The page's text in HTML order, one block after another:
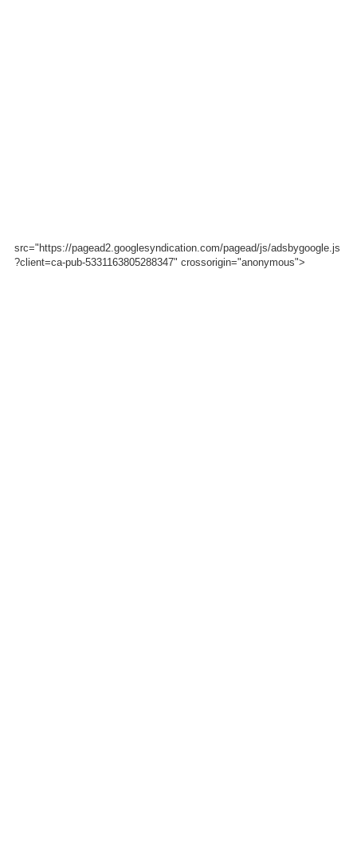
src="https://pagead2.googlesyndication.com/pagead/js/adsbygoogle.js
?client=ca-pub-5331163805288347" crossorigin="anonymous">